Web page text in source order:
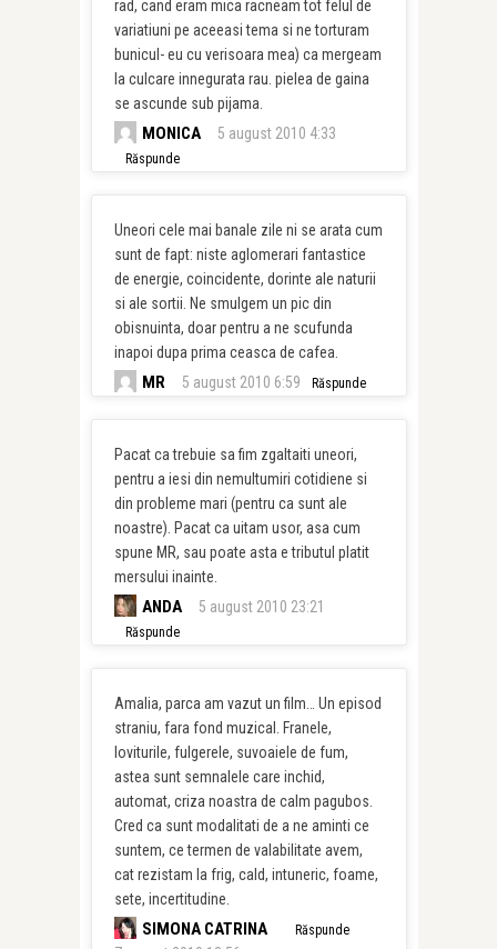
rad, cand eram mica racneam tot felul de
variatiuni pe aceeasi tema si ne torturam
bunicul- eu cu verisoara mea) ca mergeam
la culcare innegurata rau. pielea de gaina
se ascunde sub pijama.
MONICA 5 august 2010 4:33
Răspunde
Uneori cele mai banale zile ni se arata cum
sunt de fapt: niste aglomerari fantastice
de energie, coincidente, dorinte ale naturii
si ale sortii. Ne smulgem un pic din
obisnuinta, doar pentru a ne scufunda
inapoi dupa prima ceasca de cafea.
MR 5 august 2010 6:59 Răspunde
Pacat ca trebuie sa fim zgaltaiti uneori,
pentru a iesi din nemultumiri cotidiene si
din probleme mari (pentru ca sunt ale
noastre). Pacat ca uitam usor, asa cum
spune MR, sau poate asta e tributul platit
mersului inainte.
ANDA 5 august 2010 23:21
Răspunde
Amalia, parca am vazut un film… Un episod
straniu, fara fond muzical. Franele,
loviturile, fulgerele, suvoaiele de fum,
astea sunt semnalele care inchid,
automat, criza noastra de calm pagubos.
Cred ca sunt modalitati de a ne aminti ce
suntem, ce termen de valabilitate avem,
cat rezistam la frig, cald, intuneric, foame,
sete, incertitudine.
SIMONA CATRINA Răspunde